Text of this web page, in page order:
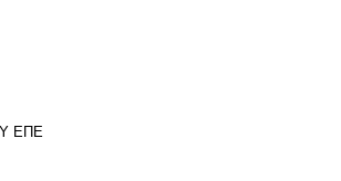
ΕΠΕ